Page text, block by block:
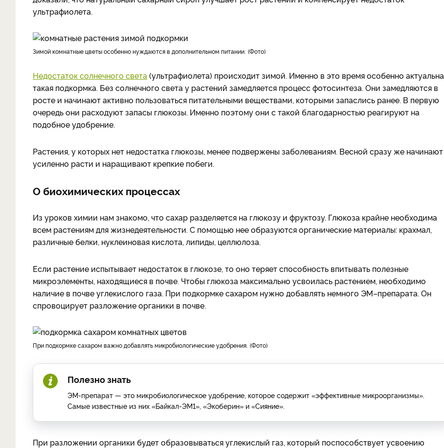
ультрафиолета.
Зимой комнатные цветы особенно нуждаются в дополнительном питании. Фото
Недостаток солнечного света (ультрафиолета) происходит зимой. Именно в это время особенно актуальна
такая подкормка. Без солнечного света у растений замедляется процесс фотосинтеза. Они замедляются в
росте и начинают активно пользоваться питательными веществами, которыми запаслись ранее. В первую
очередь они расходуют запасы глюкозы. Именно поэтому они с такой благодарностью реагируют на
подобное удобрение.
Растения, у которых нет недостатка глюкозы, менее подвержены заболеваниям. Весной сразу же начинают
усиленно расти и наращивают крепкие побеги.
О биохимических процессах
Из уроков химии нам знакомо, что сахар разделяется на глюкозу и фруктозу. Глюкоза крайне необходима
всем растениям для жизнедеятельности. С помощью нее образуются органические материалы: крахмал,
различные белки, нуклеиновая кислота, липиды, целлюлоза.
Если растение испытывает недостаток в глюкозе, то оно теряет способность впитывать полезные
микроэлементы, находящиеся в почве. Чтобы глюкоза максимально усвоилась растением, необходимо
наличие в почве углекислого газа. При подкормке сахаром нужно добавлять немного ЭМ–препарата. Он
спровоцирует разложение органики в почве.
При подкормке сахаром важно добавлять микробиологические удобрения. Фото
Полезно знать
ЭМ-препарат — это микробиологическое удобрение, которое содержит «эффективные микроорганизмы».
Самые известные из них «Байкал-ЭМ1», «Экоберин» и «Сияние».
При разложении органики будет образовываться углекислый газ, который поспособствует усвоению